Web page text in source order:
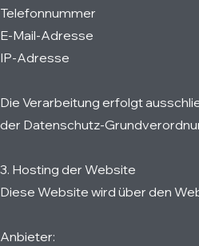
Telefonnummer
E-Mail-Adresse
IP-Adresse
Die Verarbeitung erfolgt
der Datenschutz-
3. Hosting der Website
Diese Website wird über den
Anbieter: